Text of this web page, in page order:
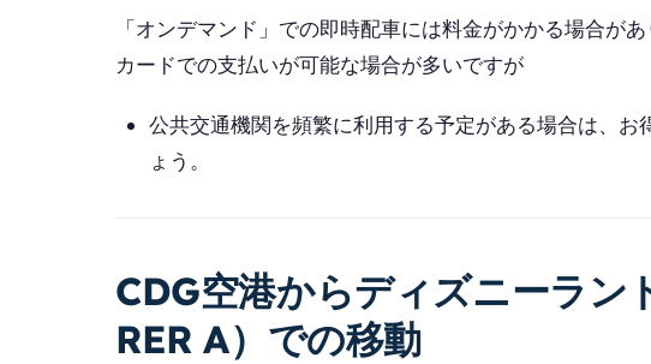
「オンデマンド」での即時配車には料金がかかる場合が
カードでの支払いが可能な場合が多いですが
公共交通機関を頻繁に利用する予定がある場合は、
ょう。
CDG空港からディズニーラン
RER A）での移動